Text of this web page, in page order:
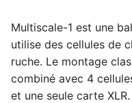
l
i
Assemblage
Calibration de la
BroodMinder-WiFi
BroodMinder-SubHub
BroodMinder-LoRa
Capteurs
Notes et inspections
QueenMinder
Bees App
Multiscale-1 est une
utilise des cellules de
ruche. Le montage
combiné avec 4
et une seule carte XLR.